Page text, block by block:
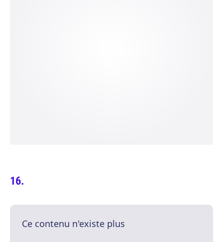
Ce contenu n'existe plus